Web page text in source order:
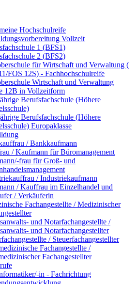
Hochschulreife
Vollzeit
1 (BFS1)
2 (BFS2)
für Wirtschaft und Verwaltung (
FOS 12S) - Fachhochschulreife
Wirtschaft und Verwaltung
12B in Vollzeitform
Berufsfachschule (Höhere
Berufsfachschule (Höhere
Europaklasse
/ Bankkaufmann
/ Kaufmann für Büromanagement
frau für Groß- und
/ Industriekaufmann
/ Kauffrau im Einzelhandel und
/ Verkäuferin
Fachangestellte / Medizinischer
und Notarfachangestellte /
und Notarfachangestellter
/ Steuerfachangestellter
Fachangestellte /
Fachangestellter
in - Fachrichtung